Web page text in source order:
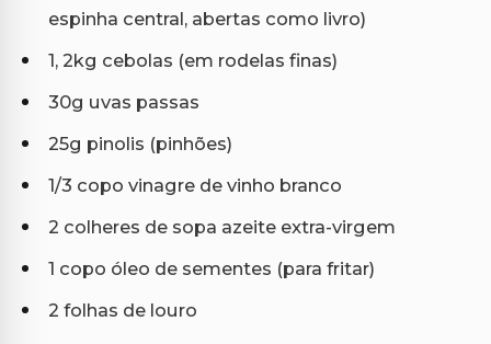
espinha central, abertas como livro)
1, 2kg cebolas (em rodelas finas)
30g uvas passas
25g pinolis (pinhões)
1/3 copo vinagre de vinho branco
2 colheres de sopa azeite extra-virgem
1 copo óleo de sementes (para fritar)
2 folhas de louro